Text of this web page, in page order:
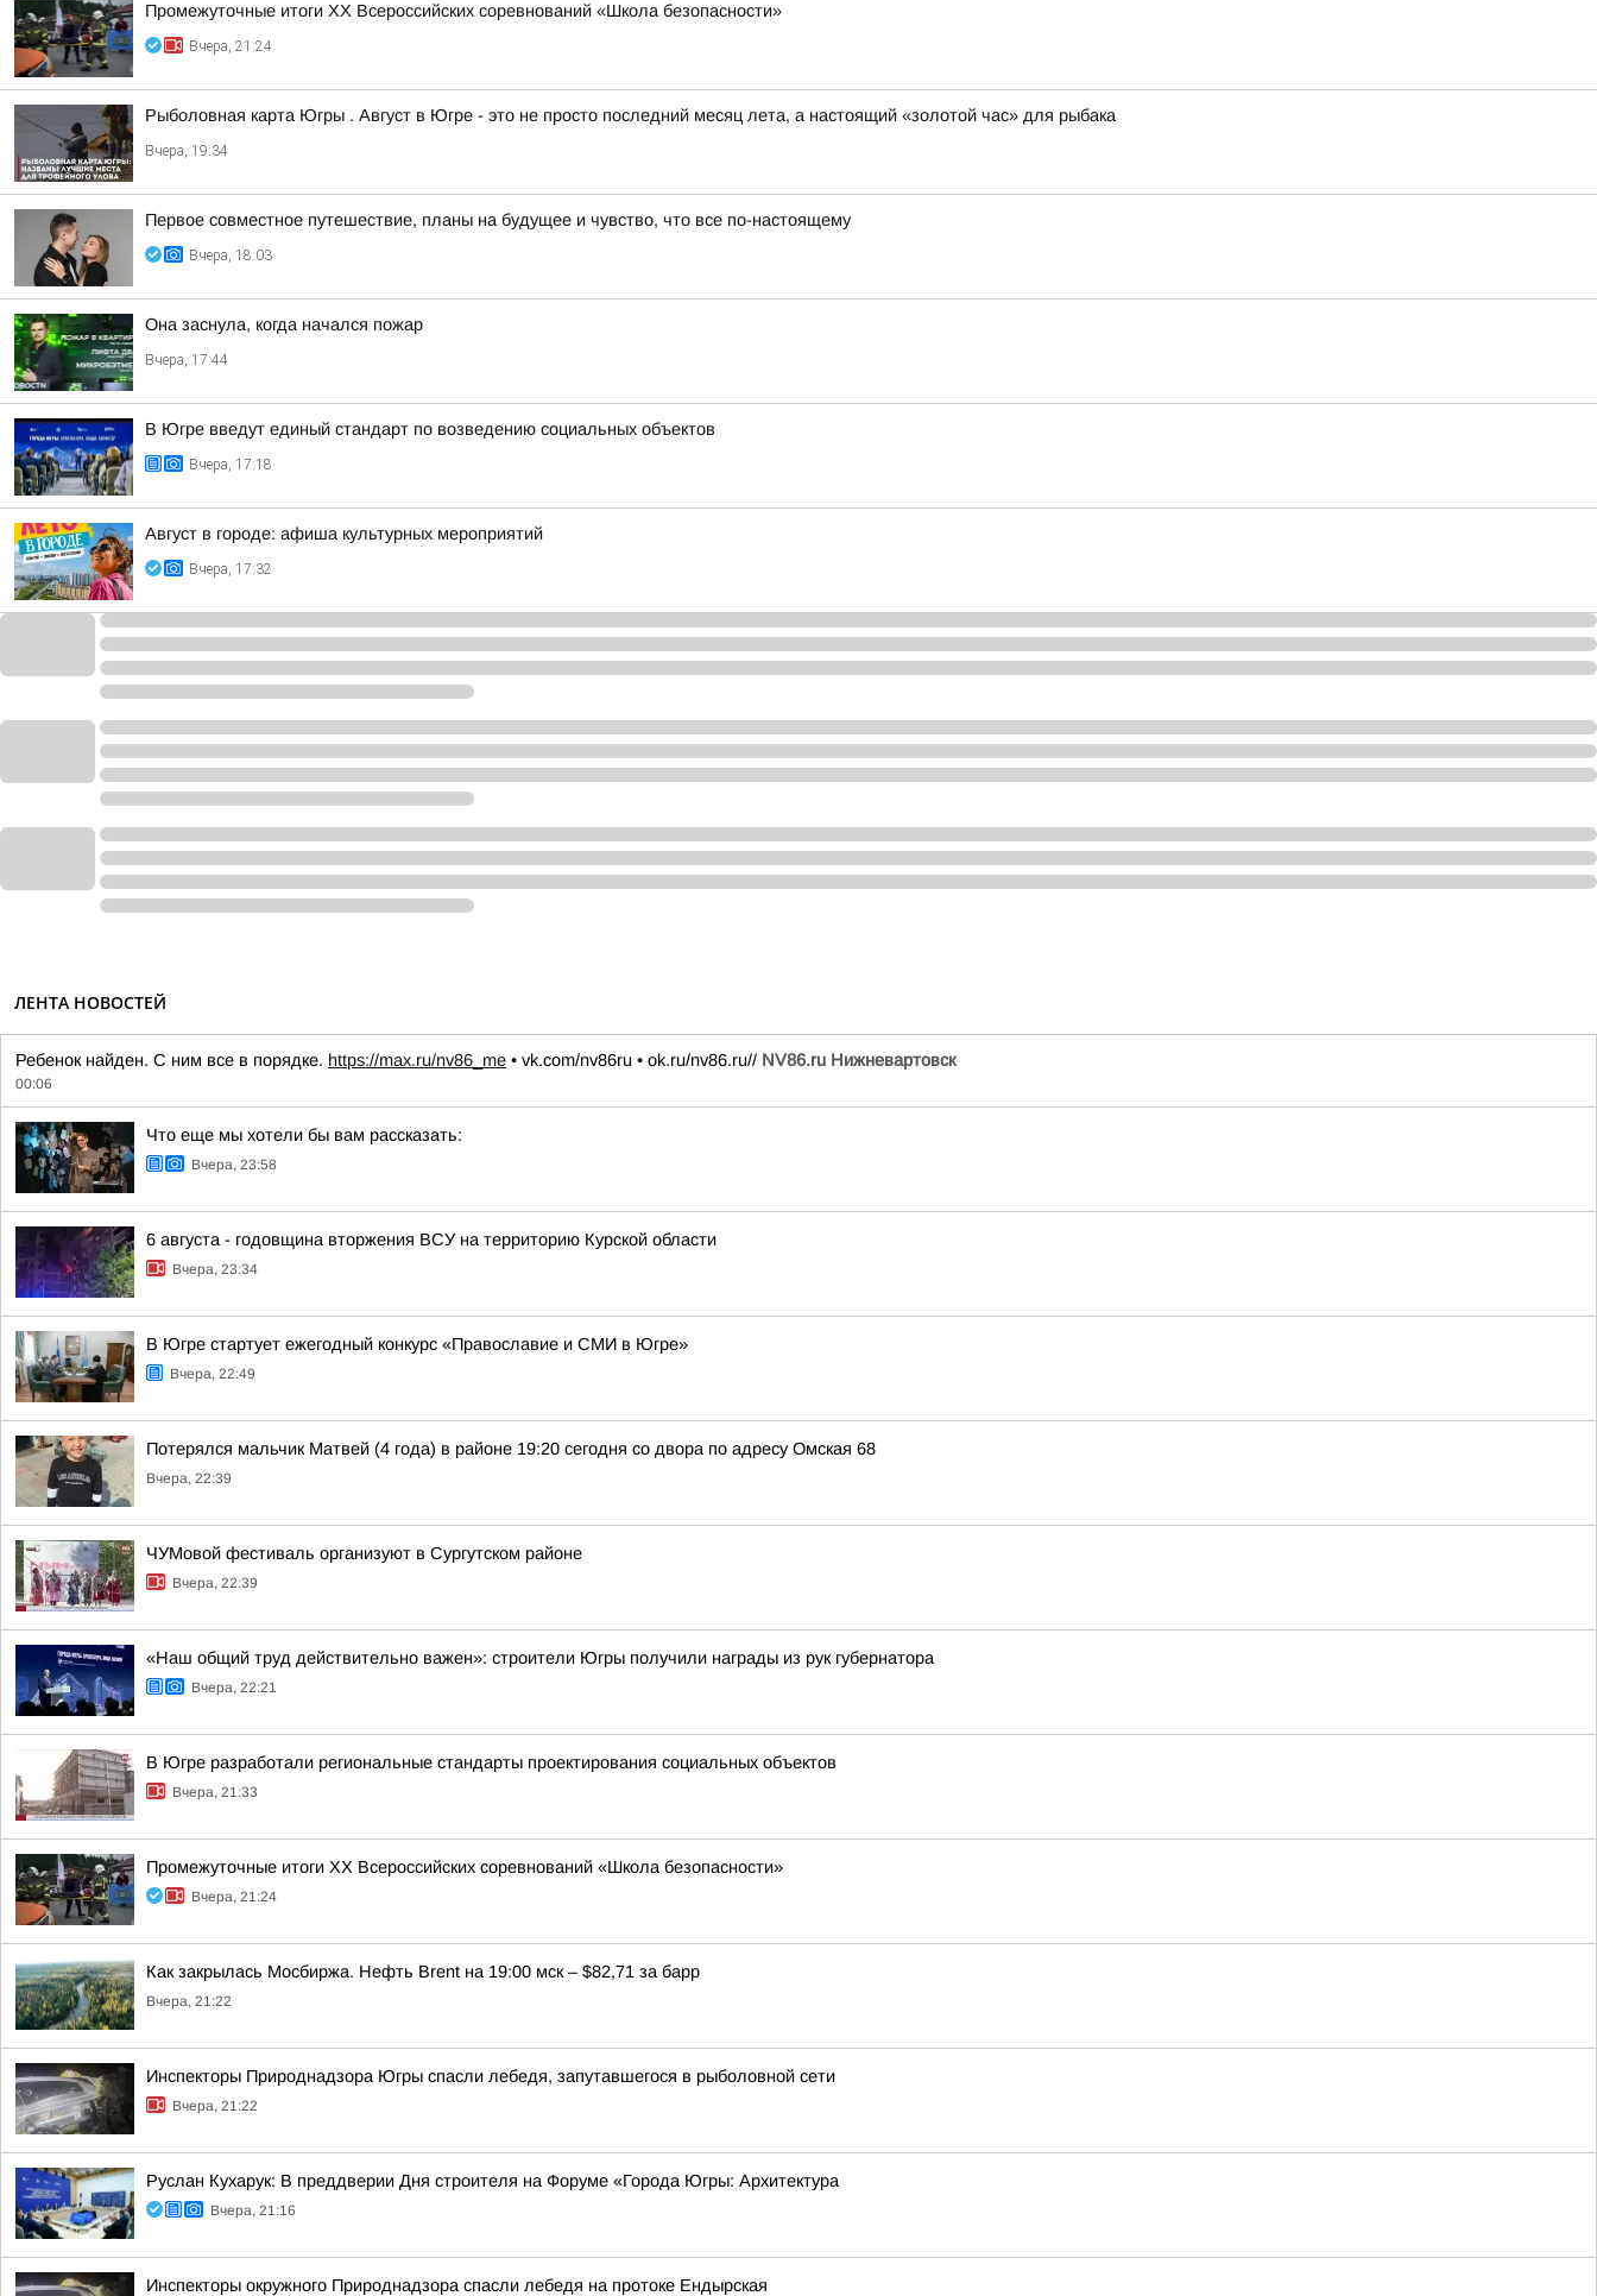
Промежуточные итоги XX Всероссийских соревнований «Школа безопасности»
Вчера, 21:24
Рыболовная карта Югры . Август в Югре - это не просто последний месяц лета, а настоящий «золотой час» для рыбака
Вчера, 19:34
Первое совместное путешествие, планы на будущее и чувство, что все по-настоящему
Вчера, 18:03
Она заснула, когда начался пожар
Вчера, 17:44
В Югре введут единый стандарт по возведению социальных объектов
Вчера, 17:18
Август в городе: афиша культурных мероприятий
Вчера, 17:32
ЛЕНТА НОВОСТЕЙ
Ребенок найден. С ним все в порядке. https://max.ru/nv86_me • vk.com/nv86ru • ok.ru/nv86.ru// NV86.ru Нижневартовск
00:06
Что еще мы хотели бы вам рассказать:
Вчера, 23:58
6 августа - годовщина вторжения ВСУ на территорию Курской области
Вчера, 23:34
В Югре стартует ежегодный конкурс «Православие и СМИ в Югре»
Вчера, 22:49
Потерялся мальчик Матвей (4 года) в районе 19:20 сегодня со двора по адресу Омская 68
Вчера, 22:39
ЧУМовой фестиваль организуют в Сургутском районе
Вчера, 22:39
«Наш общий труд действительно важен»: строители Югры получили награды из рук губернатора
Вчера, 22:21
В Югре разработали региональные стандарты проектирования социальных объектов
Вчера, 21:33
Промежуточные итоги XX Всероссийских соревнований «Школа безопасности»
Вчера, 21:24
Как закрылась Мосбиржа. Нефть Brent на 19:00 мск – $82,71 за барр
Вчера, 21:22
Инспекторы Природнадзора Югры спасли лебедя, запутавшегося в рыболовной сети
Вчера, 21:22
Руслан Кухарук: В преддверии Дня строителя на Форуме «Города Югры: Архитектура
Вчера, 21:16
Инспекторы окружного Природнадзора спасли лебедя на протоке Ендырская